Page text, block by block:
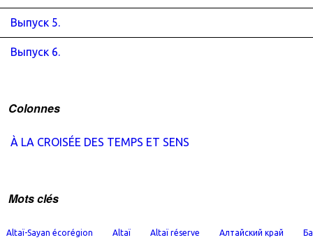
Выпуск 5.
Выпуск 6.
Colonnes
À LA CROISÉE DES TEMPS ET SENS
Mots clés
Altaï-Sayan écorégion Altaï Altaï réserve Алтайский край